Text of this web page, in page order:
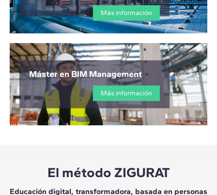
Más información
Máster en BIM Management
Más información
El método ZIGURAT
Educación digital, transformadora, basada en personas